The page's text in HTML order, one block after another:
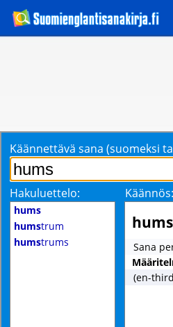
Käännettävä sana (suomeksi
Hakuluettelo: Käännös:
hums
humstrum
humstrums Sana
(en-